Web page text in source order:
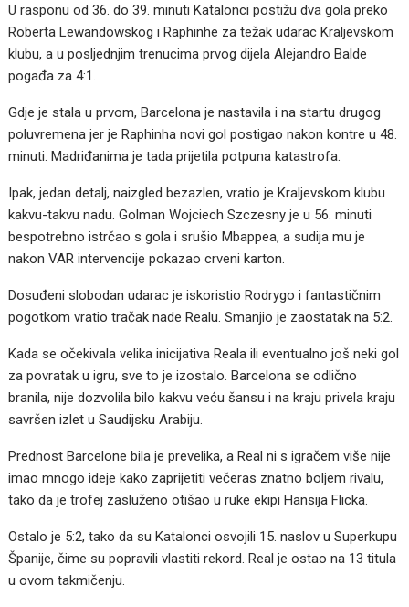
U rasponu od 36. do 39. minuti Katalonci postižu dva gola preko
Roberta Lewandowskog i Raphinhe za težak udarac Kraljevskom
klubu, a u posljednjim trenucima prvog dijela Alejandro Balde
pogađa za 4:1.
Gdje je stala u prvom, Barcelona je nastavila i na startu drugog
poluvremena jer je Raphinha novi gol postigao nakon kontre u 48.
minuti. Madriđanima je tada prijetila potpuna katastrofa.
Ipak, jedan detalj, naizgled bezazlen, vratio je Kraljevskom klubu
kakvu-takvu nadu. Golman Wojciech Szczesny je u 56. minuti
bespotrebno istrčao s gola i srušio Mbappea, a sudija mu je
nakon VAR intervencije pokazao crveni karton.
Dosuđeni slobodan udarac je iskoristio Rodrygo i fantastičnim
pogotkom vratio tračak nade Realu. Smanjio je zaostatak na 5:2.
Kada se očekivala velika inicijativa Reala ili eventualno još neki gol
za povratak u igru, sve to je izostalo. Barcelona se odlično
branila, nije dozvolila bilo kakvu veću šansu i na kraju privela kraju
savršen izlet u Saudijsku Arabiju.
Prednost Barcelone bila je prevelika, a Real ni s igračem više nije
imao mnogo ideje kako zaprijetiti večeras znatno boljem rivalu,
tako da je trofej zasluženo otišao u ruke ekipi Hansija Flicka.
Ostalo je 5:2, tako da su Katalonci osvojili 15. naslov u Superkupu
Španije, čime su popravili vlastiti rekord. Real je ostao na 13 titula
u ovom takmičenju.